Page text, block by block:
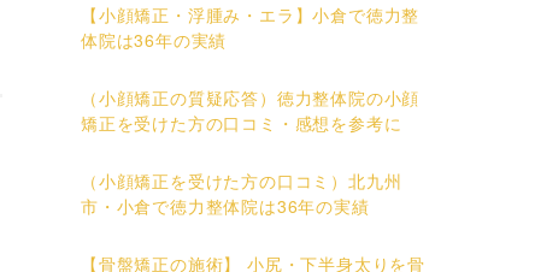
【小顔矯正・浮腫み・エラ】小倉で徳力整
体院は36年の実績
（小顔矯正の質疑応答）徳力整体院の小顔
矯正を受けた方の口コミ・感想を参考に
（小顔矯正を受けた方の口コミ）北九州
市・小倉で徳力整体院は36年の実績
【骨盤矯正の施術】 小尻・下半身太りを骨